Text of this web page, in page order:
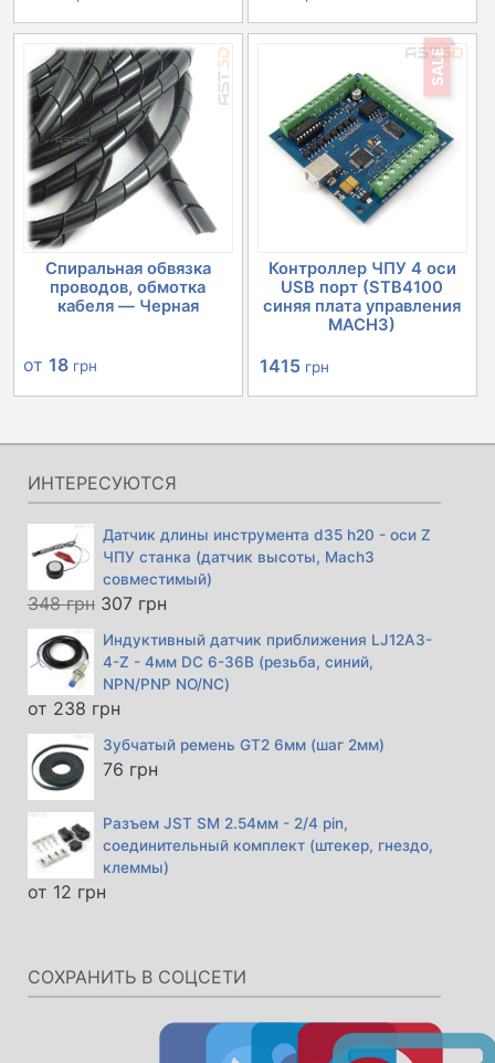
цена
составляла
1351 грн.
цена:
1291 грн.
цена
составляла
503 грн.
цена:
364 грн.
Спиральная обвязка
проводов, обмотка
кабеля — Черная
от 18 грн
SALE
Контроллер ЧПУ 4 оси
USB порт (STB4100
синяя плата управления
MACH3)
Первоначальная
цена
составляла
1415 грн
цена:
1415 грн.
ИНТЕРЕСУЮТСЯ
Датчик длины инструмента d35 h20 - оси Z
ЧПУ станка (датчик высоты, Mach3
совместимый)
348грн Первоначальная
составляла
348 грн.
307 грнТекущая
307 грн.
Индуктивный датчик приближения LJ12A3-
4-Z - 4мм DC 6-36В (резьба, синий,
NPN/PNP NO/NC)
от 238 грн
Зубчатый ремень GT2 6мм (шаг 2мм)
76 грн
Разъем JST SM 2.54мм - 2/4 pin,
соединительный комплект (штекер, гнездо,
клеммы)
от 12 грн
СОХРАНИТЬ В СОЦСЕТИ